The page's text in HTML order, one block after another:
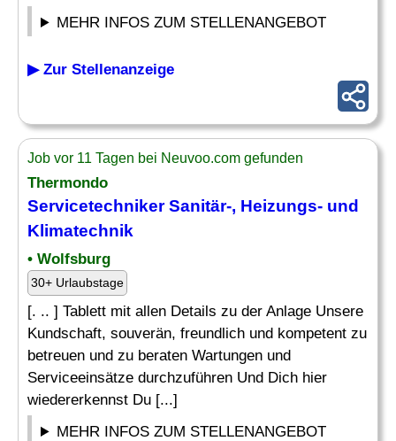
MEHR INFOS ZUM STELLENANGEBOT
▶ Zur Stellenanzeige
Job vor 11 Tagen bei Neuvoo.com gefunden
Thermondo
Servicetechniker Sanitär-, Heizungs- und
Klimatechnik
• Wolfsburg
30+ Urlaubstage
[. .. ] Tablett mit allen Details zu der Anlage Unsere
Kundschaft, souverän, freundlich und kompetent zu
betreuen und zu beraten Wartungen und
Serviceeinsätze durchzuführen Und Dich hier
wiedererkennst Du [...]
MEHR INFOS ZUM STELLENANGEBOT